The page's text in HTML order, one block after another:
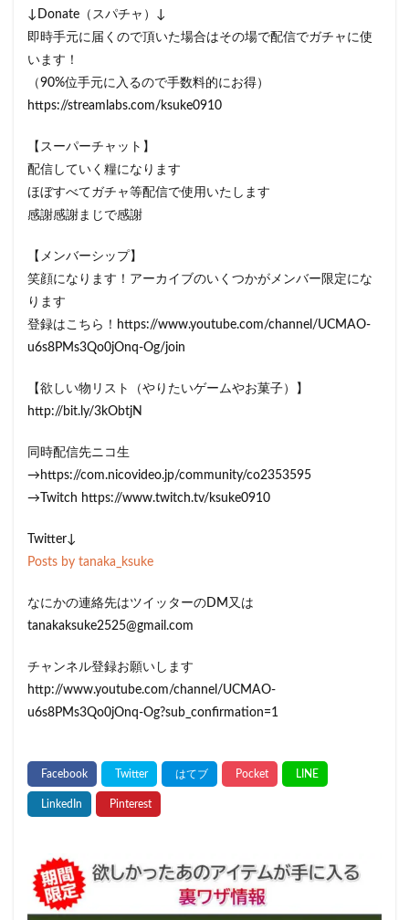
↓Donate（スパチャ）↓
即時手元に届くので頂いた場合はその場で配信でガチャに使
います！
（90%位手元に入るので手数料的にお得）
https://streamlabs.com/ksuke0910
【スーパーチャット】
配信していく糧になります
ほぼすべてガチャ等配信で使用いたします
感謝感謝まじで感謝
【メンバーシップ】
笑顔になります！アーカイブのいくつかがメンバー限定にな
ります
登録はこちら！https://www.youtube.com/channel/UCMAO-
u6s8PMs3Qo0jOnq-Og/join
【欲しい物リスト（やりたいゲームやお菓子）】
http://bit.ly/3kObtjN
同時配信先ニコ生
→https://com.nicovideo.jp/community/co2353595
→Twitch https://www.twitch.tv/ksuke0910
Twitter↓
Posts by tanaka_ksuke
なにかの連絡先はツイッターのDM又は
tanakaksuke2525@gmail.com
チャンネル登録お願いします
http://www.youtube.com/channel/UCMAO-
u6s8PMs3Qo0jOnq-Og?sub_confirmation=1